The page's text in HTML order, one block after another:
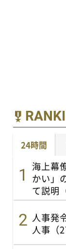
24時間
海上幕
かい」
て説明
人事発
人事（